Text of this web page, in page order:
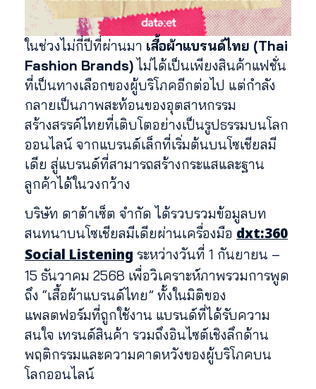
ในช่วงไม่กี่ปีที่ผ่านมา เสื้อผ้าแบรนด์ไทย (Thai
Fashion Brands) ไม่ได้เป็นเพียงสินค้าแฟชั่น
ที่เป็นทางเลือกของผู้บริโภคอีกต่อไป แต่กำลัง
กลายเป็นภาพสะท้อนของอุตสาหกรรม
สร้างสรรค์ไทยที่เติบโตอย่างเป็นรูปธรรมบนโลก
ออนไลน์ จากแบรนด์เล็กที่เริ่มต้นบนโซเชียลมี
เดีย สู่แบรนด์ที่สามารถสร้างกระแสและฐาน
ลูกค้าได้ในวงกว้าง
บริษัท ดาต้าเซ็ต จำกัด ได้รวบรวมข้อมูลบท
สนทนาบนโซเชียลมีเดียผ่านเครื่องมือ dxt:360
Social Listening ระหว่างวันที่ 1 กันยายน –
15 ธันวาคม 2568 เพื่อวิเคราะห์ภาพรวมการพูด
ถึง “เสื้อผ้าแบรนด์ไทย” ทั้งในมิติของ
แพลตฟอร์มที่ถูกใช้งาน แบรนด์ที่ได้รับความ
สนใจ เทรนด์สินค้า รวมถึงอินไซต์เชิงลึกด้าน
พฤติกรรมและความคาดหวังของผู้บริโภคบน
โลกออนไลน์